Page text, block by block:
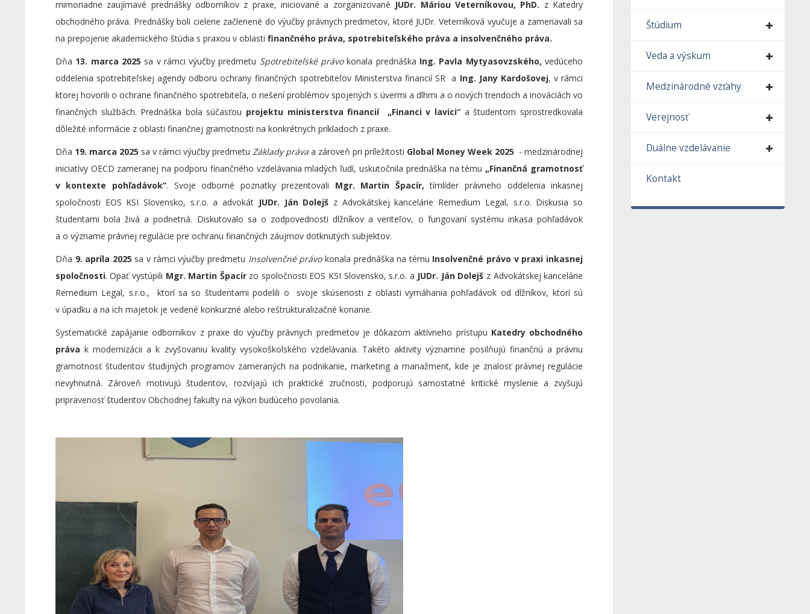
mimoriadne zaujímavé prednášky odborníkov z praxe, iniciované a zorganizované JUDr. Máriou Veterníkovou, PhD. z Katedry
obchodného práva. Prednášky boli cielene začlenené do výučby právnych predmetov, ktoré JUDr. Veterníková vyučuje a zameriavali sa
na prepojenie akademického štúdia s praxou v oblasti finančného práva, spotrebiteľského práva a insolvenčného práva.
Dňa 13. marca 2025 sa v rámci výučby predmetu Spotrebiteľské právokonala prednáška Ing. Pavla Mytyasovzského, vedúceho
oddelenia spotrebiteľskej agendy odboru ochrany finančných spotrebiteľov Ministerstva financií SR a Ing. Jany Kardošovej, v rámci
ktorej hovorili o ochrane finančného spotrebiteľa, o riešení problémov spojených s úvermi a dlhmi a o nových trendoch a inováciách vo
finančných službách. Prednáška bola súčasťou projektu ministerstva financií „Financi v lavici“ a študentom sprostredkovala
dôležité informácie z oblasti finančnej gramotnosti na konkrétnych príkladoch z praxe.
Dňa 19. marca 2025 sa v rámci výučby predmetu Základy práva a zároveň pri príležitosti Global Money Week 2025 - medzinárodnej
iniciatívy OECD zameranej na podporu finančného vzdelávania mladých ľudí, uskutočnila prednáška na tému „Finančná gramotnosť
v kontexte pohľadávok“. Svoje odborné poznatky prezentovali Mgr. Martin Špacír, tímlíder právneho oddelenia inkasnej
spoločnosti EOS KSI Slovensko, s.r.o. a advokát JUDr. Ján Dolejš z Advokátskej kancelárie Remedium Legal, s.r.o. Diskusia so
študentami bola živá a podnetná. Diskutovalo sa o zodpovednosti dlžníkov a veriteľov, o fungovaní systému inkasa pohľadávok
a o význame právnej regulácie pre ochranu finančných záujmov dotknutých subjektov.
Dňa 9. apríla 2025 sa v rámci výučby predmetu Insolvenčné právokonala prednáška na tému Insolvenčné právo v praxi inkasnej
spoločnosti. Opäť vystúpili Mgr. Martin Špacírzo spoločnosti EOS KSI Slovensko, s.r.o. a JUDr. Ján Dolejš z Advokátskej kancelárie
Remedium Legal, s.r.o., ktorí sa so študentami podelili o svoje skúsenosti z oblasti vymáhania pohľadávok od dlžníkov, ktorí sú
v úpadku a na ich majetok je vedené konkurzné alebo reštrukturalizačné konanie.
Systematické zapájanie odborníkov z praxe do výučby právnych predmetov je dôkazom aktívneho prístupu Katedry obchodného
práva k modernizácii a k zvyšovaniu kvality vysokoškolského vzdelávania. Takéto aktivity významne posilňujú finančnú a právnu
gramotnosť študentov študijných programov zameraných na podnikanie, marketing a manažment, kde je znalosť právnej regulácie
nevyhnutná. Zároveň motivujú študentov, rozvíjajú ich praktické zručnosti, podporujú samostatné kritické myslenie a zvyšujú
pripravenosť študentov Obchodnej fakulty na výkon budúceho povolania.
Štúdium
Veda a výskum
Medzinárodné vzťahy
Verejnosť
Duálne vzdelávanie
Kontakt